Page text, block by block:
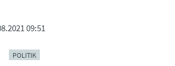
09:51
POLITIK